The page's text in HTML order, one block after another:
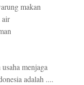
warung makan
air
menjaga
adalah ....